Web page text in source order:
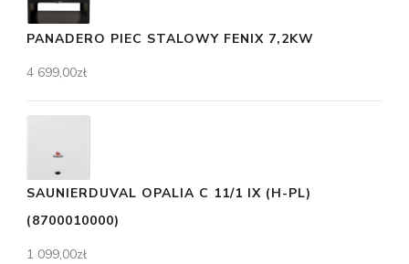
PANADERO PIEC STALOWY FENIX 7,2KW
4 699,00zł
SAUNIERDUVAL OPALIA C 11/1 IX (H-PL)
(8700010000)
1 099,00zł